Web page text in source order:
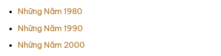
Những Năm 1980
Những Năm 1990
Những Năm 2000